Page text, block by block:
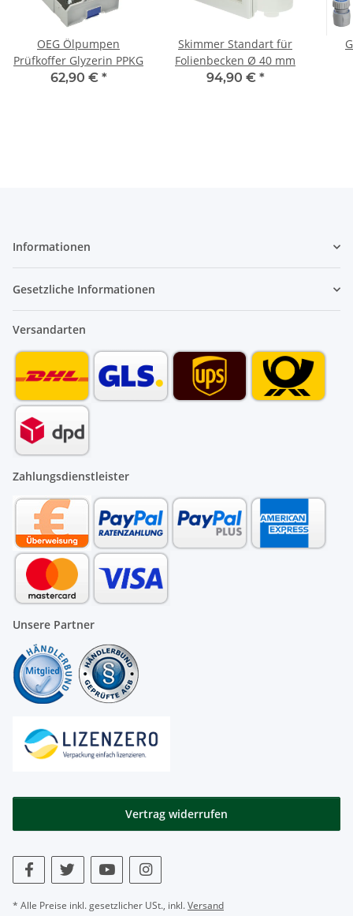
OEG Ölpumpen
Prüfkoffer Glyzerin PPKG
62,90 € *
Skimmer Standart für
Folienbecken Ø 40 mm
94,90 € *
Informationen
Gesetzliche Informationen
Versandarten
Zahlungsdienstleister
Unsere Partner
Vertrag widerrufen
* Alle Preise inkl. gesetzlicher USt., inkl.Versand